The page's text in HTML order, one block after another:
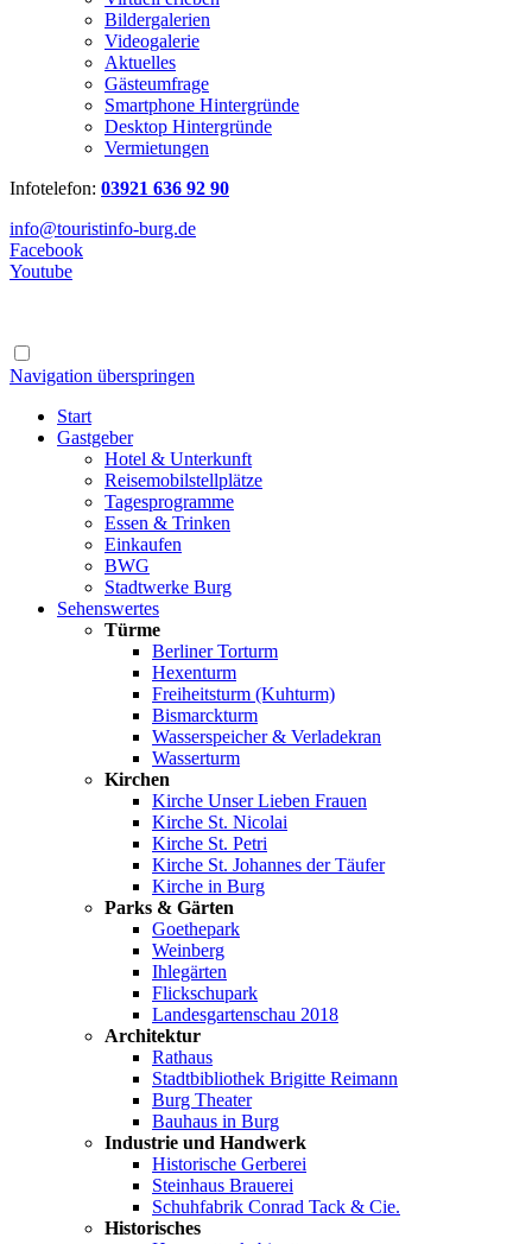
Bildergalerien
Videogalerie
Aktuelles
Gästeumfrage
Smartphone Hintergründe
Desktop Hintergründe
Vermietungen
Infotelefon: 03921 636 92 90
info@touristinfo-burg.de
Facebook
Youtube
Navigation überspringen
Start
Gastgeber
Hotel & Unterkunft
Reisemobilstellplätze
Tagesprogramme
Essen & Trinken
Einkaufen
BWG
Stadtwerke Burg
Sehenswertes
Türme
Berliner Torturm
Hexenturm
Freiheitsturm (Kuhturm)
Bismarckturm
Wasserspeicher & Verladekran
Wasserturm
Kirchen
Kirche Unser Lieben Frauen
Kirche St. Nicolai
Kirche St. Petri
Kirche St. Johannes der Täufer
Kirche in Burg
Parks & Gärten
Goethepark
Weinberg
Ihlegärten
Flickschupark
Landesgartenschau 2018
Architektur
Rathaus
Stadtbibliothek Brigitte Reimann
Burg Theater
Bauhaus in Burg
Industrie und Handwerk
Historische Gerberei
Steinhaus Brauerei
Schuhfabrik Conrad Tack & Cie.
Historisches